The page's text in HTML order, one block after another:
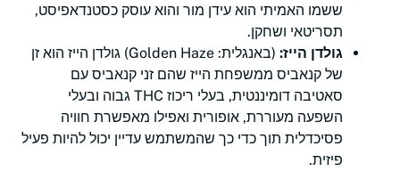
ששמו האמיתי הוא עידן מור והוא עוסק כסטנדאפיסט,
תסריטאי ושחקן.
גולדן הייז:
(באנגלית: Golden Haze) גולדן הייז הוא זן
של קנאביס ממשפחת הייז שהם זני קנאביס עם
סאטיבה דומיננטית, בעלי ריכוז THC גבוה ובעלי
השפעה מעוררת, אופורית ואפילו מאפשרת חוויה
פסיכדלית תוך כדי כך שהמשתמש עדיין יכול להיות פעיל
פיזית.